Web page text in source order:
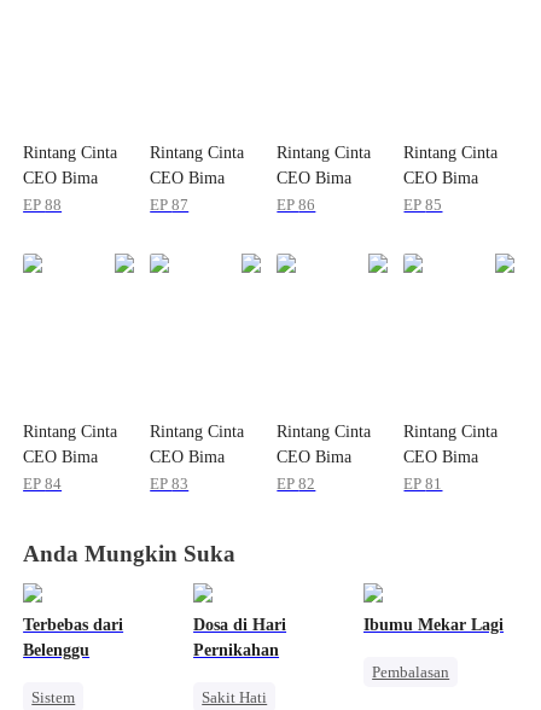
Rintang Cinta
CEO Bima
EP88
Rintang Cinta
CEO Bima
EP87
Rintang Cinta
CEO Bima
EP86
Rintang Cinta
CEO Bima
EP85
Rintang Cinta
CEO Bima
EP84
Rintang Cinta
CEO Bima
EP83
Rintang Cinta
CEO Bima
EP82
Rintang Cinta
CEO Bima
EP81
Anda Mungkin Suka
Terbebas dari
Belenggu
Sistem
Dosa di Hari
Pernikahan
Sakit Hati
Ibumu Mekar Lagi
Pembalasan